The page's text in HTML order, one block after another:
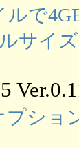
ルで
サイ
プショ